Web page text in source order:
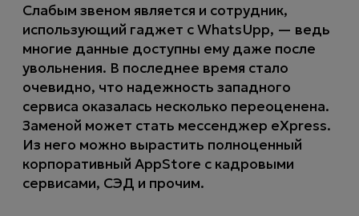
Слабым звеном является и сотрудник,
использующий гаджет с WhatsUpp, — ведь
многие данные доступны ему даже после
увольнения. В последнее время стало
очевидно, что надежность западного
сервиса оказалась несколько переоценена.
Заменой может стать мессенджер eXpress.
Из него можно вырастить полноценный
корпоративный AppStore с кадровыми
сервисами, СЭД и прочим.